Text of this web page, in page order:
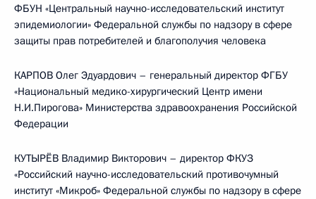
ФБУН «Центральный научно-исследовательский институт
эпидемиологии» Федеральной службы по надзору в сфере
защиты прав потребителей и благополучия человека
КАРПОВ Олег Эдуардович – генеральный директор ФГБУ
«Национальный медико-хирургический Центр имени
Н.И.Пирогова» Министерства здравоохранения Российской
Федерации
КУТЫРЁВ Владимир Викторович – директор ФКУЗ
«Российский научно-исследовательский противочумный
институт «Микроб» Федеральной службы по надзору в сфере